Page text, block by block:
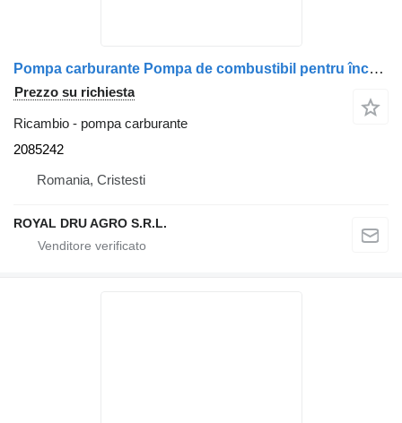
Pompa carburante Pompa de combustibil pentru încălzitor de apă Scania TMB860 0986 2085242 per camion Webasto DP42
Prezzo su richiesta
Ricambio - pompa carburante
2085242
Romania, Cristesti
ROYAL DRU AGRO S.R.L.